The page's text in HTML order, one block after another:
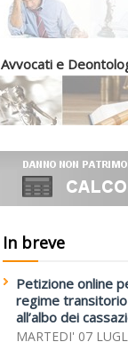
Avvocati e
In breve
Petizione online
regime transitorio
all’albo dei
MARTEDI' 07